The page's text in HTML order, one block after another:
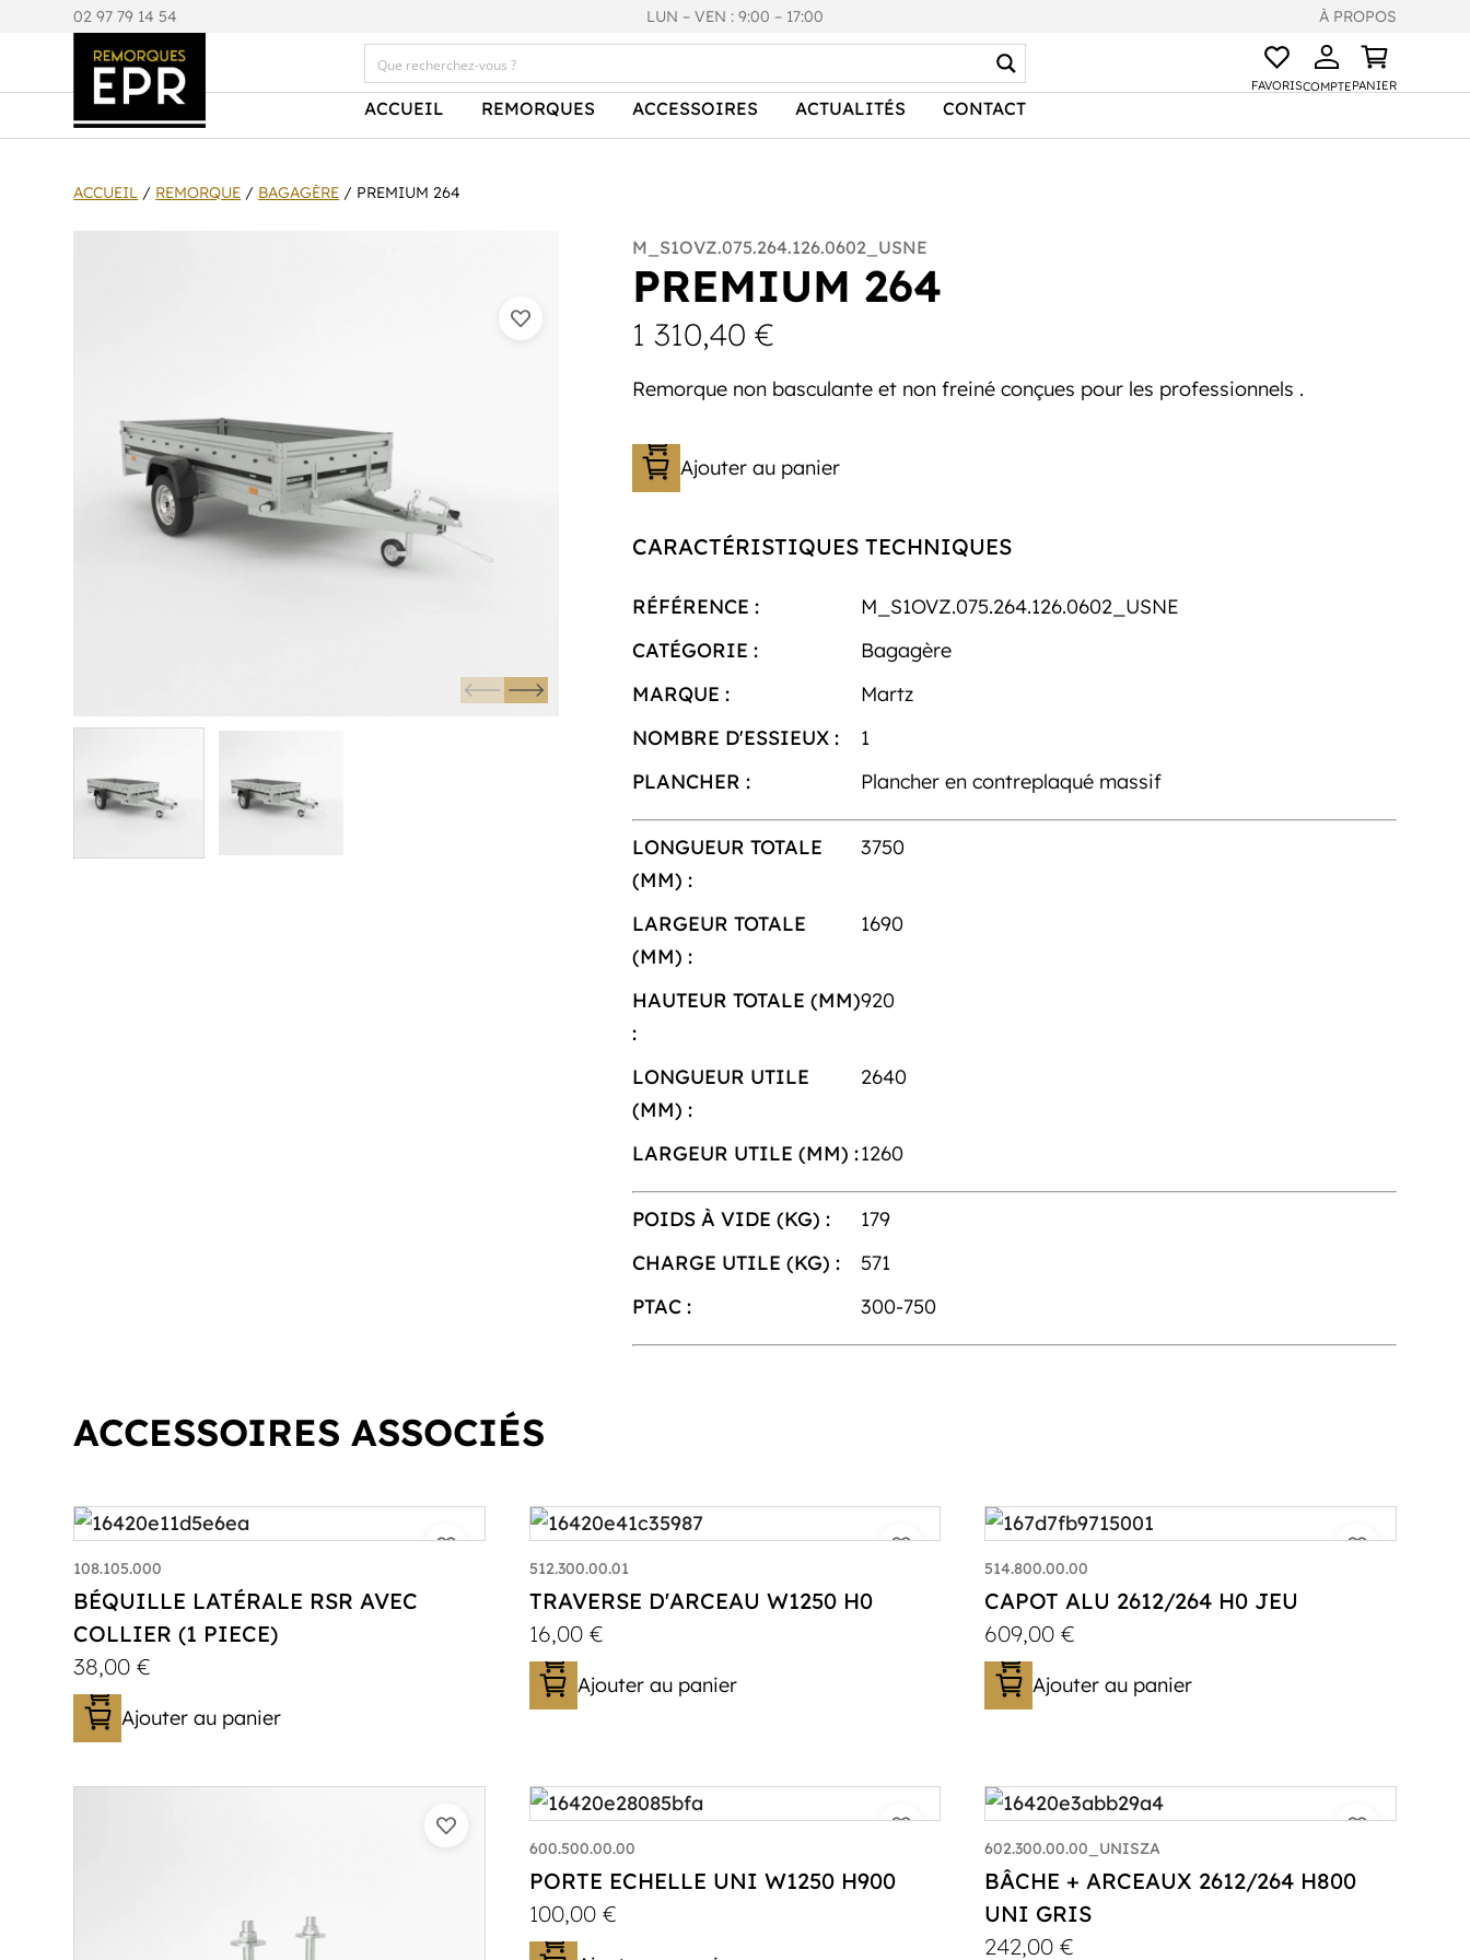
02 97 79 14 54 LUN – VEN : 9:00 – 17:00 À PROPOS
ACCUEIL REMORQUES ACCESSOIRES ACTUALITÉS CONTACT
FAVORISCOMPTEPANIER
ACCUEIL / REMORQUE / BAGAGÈRE / PREMIUM 264
M_S1OVZ.075.264.126.0602_USNE
PREMIUM 264
1 310,40 €
Remorque non basculante et non freiné conçues pour les professionnels .
Ajouter au panier
CARACTÉRISTIQUES TECHNIQUES
RÉFÉRENCE :
M_S1OVZ.075.264.126.0602_USNE
CATÉGORIE :
Bagagère
MARQUE :
Martz
NOMBRE D'ESSIEUX :
1
PLANCHER :
Plancher en contreplaqué massif
LONGUEUR TOTALE
(MM) :
3750
LARGEUR TOTALE
(MM) :
1690
HAUTEUR TOTALE (MM)
:
920
LONGUEUR UTILE
(MM) :
2640
LARGEUR UTILE (MM) :1260
POIDS À VIDE (KG) :
179
CHARGE UTILE (KG) :
571
PTAC :
300-750
ACCESSOIRES ASSOCIÉS
108.105.000
BÉQUILLE LATÉRALE RSR AVEC
COLLIER (1 PIECE)
38,00€
Ajouter au panier
512.300.00.01
TRAVERSE D'ARCEAU W1250 H0
16,00 €
Ajouter au panier
514.800.00.00
CAPOT ALU 2612/264 H0 JEU
609,00€
Ajouter au panier
600.500.00.00
PORTE ECHELLE UNI W1250 H900
100,00 €
602.300.00.00_UNISZA
BÂCHE + ARCEAUX 2612/264 H800
UNI GRIS
242,00€